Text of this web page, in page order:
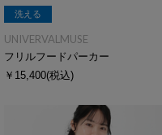
洗える
UNIVERVALMUSE
フリルフードパーカー
￥15,400(税込)